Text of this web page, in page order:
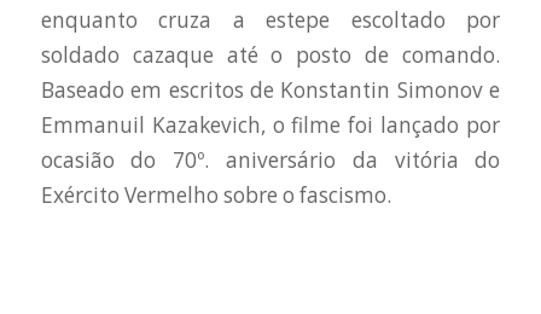
enquanto cruza a estepe escoltado por
soldado cazaque até o posto de comando.
Baseado em escritos de Konstantin Simonov e
Emmanuil Kazakevich, o filme foi lançado por
ocasião do 70º. aniversário da vitória do
Exército Vermelho sobre o fascismo.